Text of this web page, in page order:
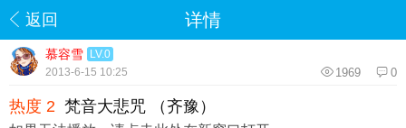
返回 详情
慕容雪 LV.0
0
1969
2013-6-15 10:25
热度 2 梵音大悲咒 （齐豫）